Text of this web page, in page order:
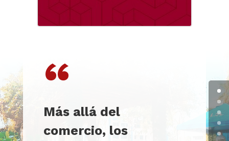
“
Más allá del
comercio, los